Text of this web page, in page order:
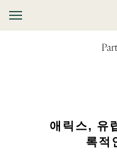
애릭스, 유
록적